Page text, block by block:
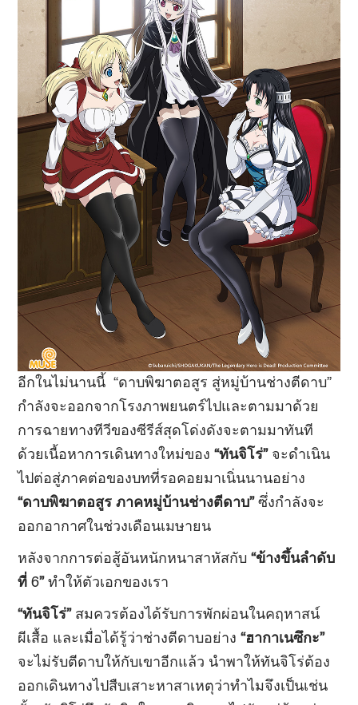
อีกในไม่นานนี้ “ดาบพิฆาตอสูร สู่หมู่บ้านช่างตีดาบ”
กำลังจะออกจากโรงภาพยนตร์ไปและตามมาด้วย
การฉายทางทีวีของซีรีส์สุดโด่งดังจะตามมาทันที
ด้วยเนื้อหาการเดินทางใหม่ของ“ทันจิโร่” จะดำเนิน
ไปต่อสู่ภาคต่อของบทที่รอคอยมาเนิ่นนานอย่าง
“ดาบพิฆาตอสูร ภาคหมู่บ้านช่างตีดาบ”ซึ่งกำลังจะ
ออกอากาศในช่วงเดือนเมษายน
หลังจากการต่อสู้อันหนักหนาสาหัสกับ “ข้างขึ้นลำดับ
ที่6”ทำให้ตัวเอกของเรา
“ทันจิโร่”สมควรต้องได้รับการพักผ่อนในคฤหาสน์
ผีเสื้อ และเมื่อได้รู้ว่าช่างตีดาบอย่าง“ฮากาเนซึกะ”
จะไม่รับตีดาบให้กับเขาอีกแล้ว นำพาให้ทันจิโร่ต้อง
ออกเดินทางไปสืบเสาะหาสาเหตุว่าทำไมจึงเป็นเช่น